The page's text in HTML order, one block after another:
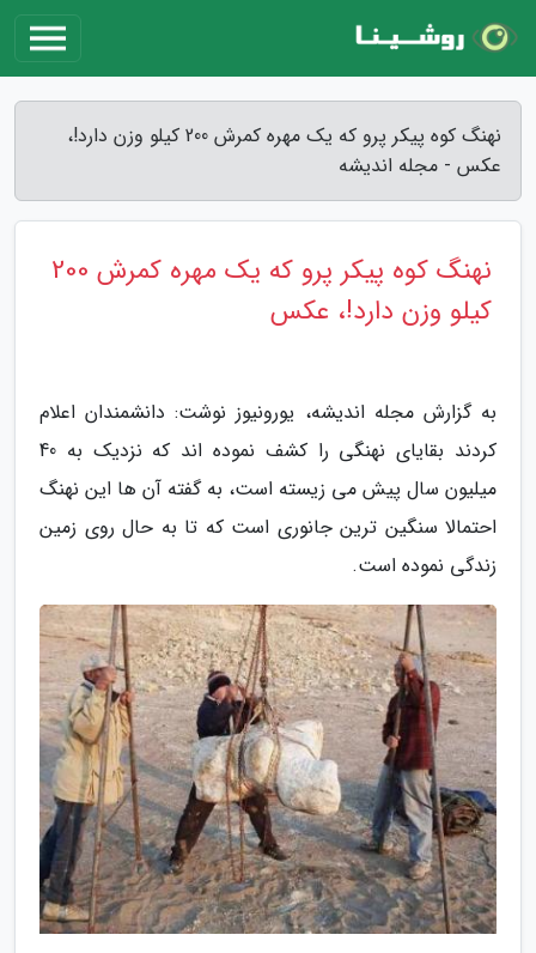
نهنگ کوه پیکر پرو که یک مهره کمرش 200 کیلو وزن دارد!،
عکس - مجله اندیشه
نهنگ کوه پیکر پرو که یک مهره کمرش 200
کیلو وزن دارد!، عکس
به گزارش مجله اندیشه، یورونیوز نوشت: دانشمندان اعلام
کردند بقایای نهنگی را کشف نموده اند که نزدیک به 40
میلیون سال پیش می زیسته است، به گفته آن ها این نهنگ
احتمالا سنگین ترین جانوری است که تا به حال روی زمین
زندگی نموده است.